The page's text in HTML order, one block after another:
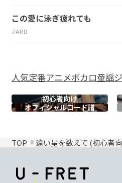
この愛に泳ぎ疲れても
ZARD
人気定番アニメボカロ童謡
初心者向け
オフィシャルコード譜
TOP 遠い星を数えて (初心者